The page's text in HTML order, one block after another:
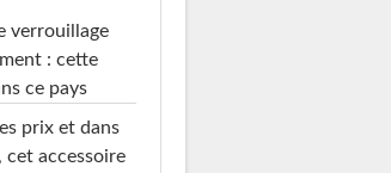
verrouillage
: cette
ce pays
prix et dans
accessoire